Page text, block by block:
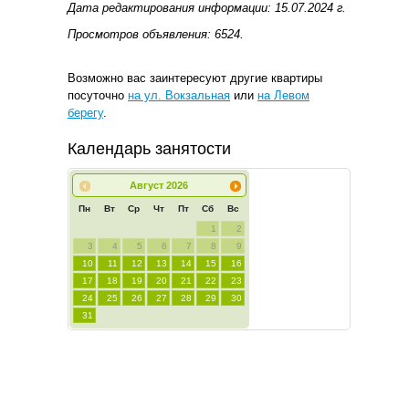
Дата редактирования информации: 15.07.2024 г.
Просмотров объявления: 6524.
Возможно вас заинтересуют другие квартиры
посуточно на ул. Вокзальная или на Левом
берегу.
Календарь занятости
Август 2026
Пн Вт Ср Чт Пт Сб Вс
1
2
3
4 5 6 7 8
9
10
11 12 13 14 15
16
17
18 19 20 21 22
23
24
25 26 27 28 29
30
31